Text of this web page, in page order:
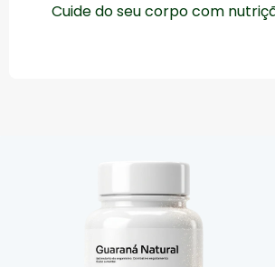
Cuide do seu corpo com